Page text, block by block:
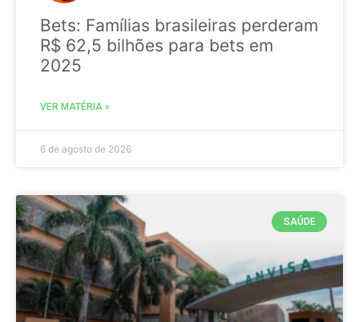
Bets: Famílias brasileiras perderam
R$ 62,5 bilhões para bets em
2025
VER MATÉRIA »
6 de agosto de 2026
SAÚDE